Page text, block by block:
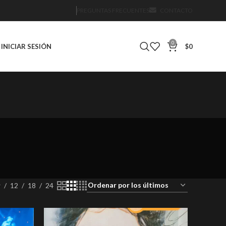
INICIAR SESIÓN 0 $0
PRE-VENTAREEDICIÓNROCK
ROCK & ROLL
12 18 24